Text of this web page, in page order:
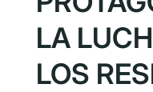
LA
LOS